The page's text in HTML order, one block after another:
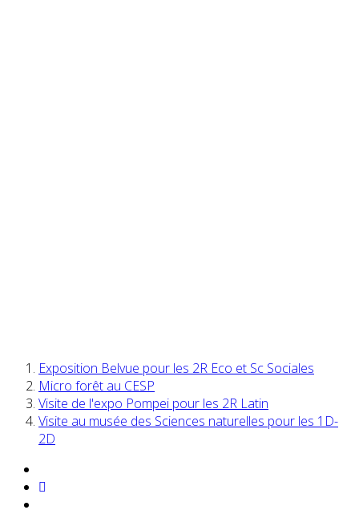
Exposition Belvue pour les 2R Eco et Sc Sociales
Micro forêt au CESP
Visite de l'expo Pompei pour les 2R Latin
Visite au musée des Sciences naturelles pour les 1D-
2D